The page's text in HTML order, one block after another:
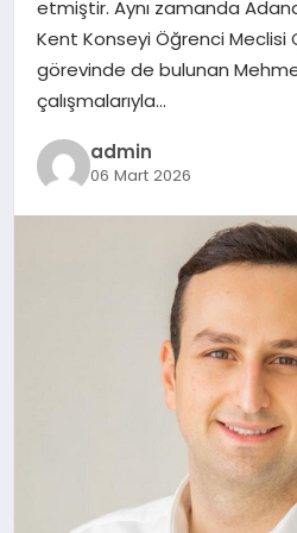
TEKNOLOJI
etmiştir. Aynı zamanda
Kent Konseyi Öğrenci Meclisi
görevinde de bulunan
çalışmalarıyla…
admin
06 Mart 2026